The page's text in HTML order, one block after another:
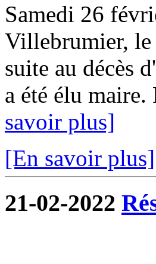
Samedi 26
Villebrumier,
suite au décès
a été élu
savoir plus]
[En savoir plus]
21-02-2022